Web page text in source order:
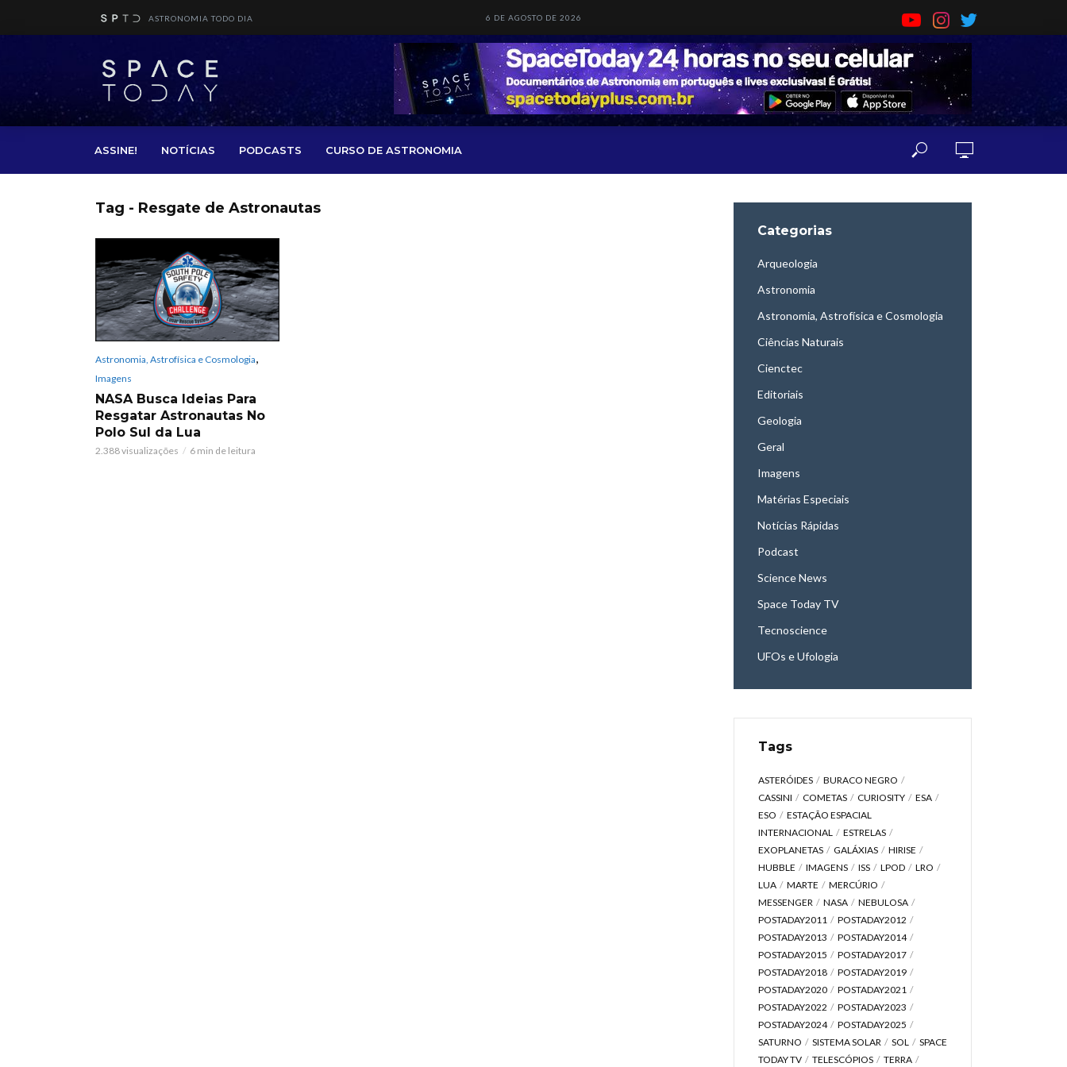
ASTRONOMIA TODO DIA 6 DE AGOSTO DE 2026
ASSINE! NOTÍCIAS PODCASTS CURSO DE ASTRONOMIA
Tag - Resgate de Astronautas
Astronomia, Astrofísica e Cosmologia,
Imagens
NASA Busca Ideias Para
Resgatar Astronautas No
Polo Sul da Lua
2.388 visualizações 6 min de leitura
Categorias
Arqueologia
Astronomia
Astronomia, Astrofísica e Cosmologia
Ciências Naturais
Cienctec
Editoriais
Geologia
Geral
Imagens
Matérias Especiais
Notícias Rápidas
Podcast
Science News
Space Today TV
Tecnoscience
UFOs e Ufologia
Tags
ASTERÓIDES
BURACO NEGRO
CASSINI
COMETAS CURIOSITY
ESA
ESO
ESTAÇÃO ESPACIAL
INTERNACIONAL
ESTRELAS
EXOPLANETAS
GALÁXIAS
HIRISE
HUBBLE
IMAGENS ISS LPOD
LRO
LUA
MARTE
MERCÚRIO
MESSENGER
NASA
NEBULOSA
POSTADAY2011
POSTADAY2012
POSTADAY2013
POSTADAY2014
POSTADAY2015
POSTADAY2017
POSTADAY2018
POSTADAY2019
POSTADAY2020
POSTADAY2021
POSTADAY2022
POSTADAY2023
POSTADAY2024
POSTADAY2025
SATURNO
SISTEMA SOLAR SOL
SPACE
TODAY TV
TELESCÓPIOS TERRA